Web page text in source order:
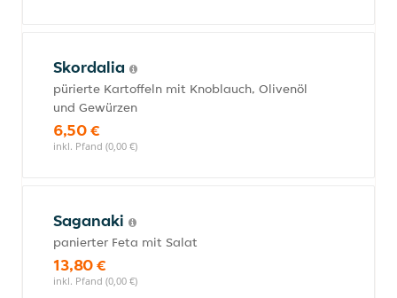
Skordalia
pürierte Kartoffeln mit Knoblauch, Olivenöl
und Gewürzen
6,50 €
inkl. Pfand (0,00 €)
Saganaki
panierter Feta mit Salat
13,80 €
inkl. Pfand (0,00 €)